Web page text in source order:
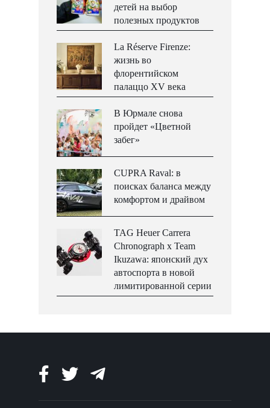
детей на выбор
полезных продуктов
La Réserve Firenze:
жизнь во
флорентийском
палаццо XV века
В Юрмале снова
пройдет «Цветной
забег»
CUPRA Raval: в
поисках баланса между
комфортом и драйвом
TAG Heuer Carrera
Chronograph x Team
Ikuzawa: японский дух
автоспорта в новой
лимитированной серии